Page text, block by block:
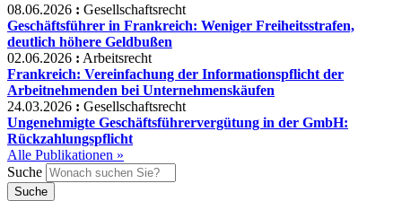
08.06.2026 : Gesellschaftsrecht
Geschäftsführer in Frankreich: Weniger Freiheitsstrafen,
deutlich höhere Geldbußen
02.06.2026 : Arbeitsrecht
Frankreich: Vereinfachung der Informationspflicht der
Arbeitnehmenden bei Unternehmenskäufen
24.03.2026 : Gesellschaftsrecht
Ungenehmigte Geschäftsführervergütung in der GmbH:
Rückzahlungspflicht
Alle Publikationen »
Suche